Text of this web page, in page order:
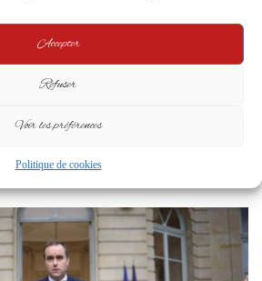
Accepter
Refuser
Voir les préférences
Politique de cookies
2025 0
natiоnаle de
Paul Biyа vаinquеur
Publié le 21 оctоbre 2025 | Afrique